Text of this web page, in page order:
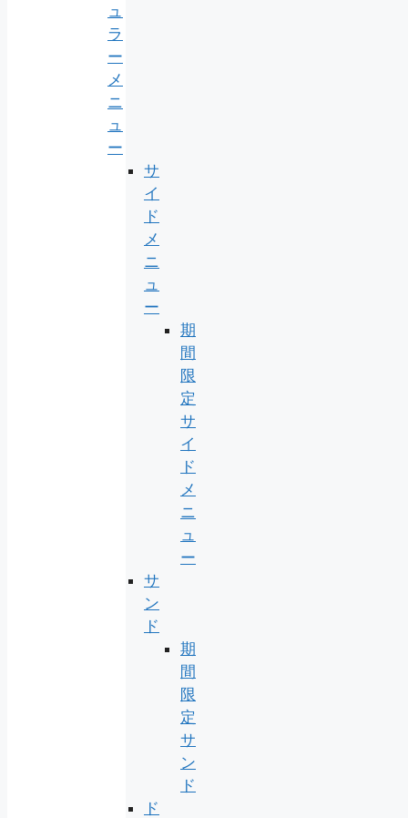
ュ
ラ
ー
メ
ニ
ュ
ー
サ
イ
ド
メ
ニ
ュ
ー
期
間
限
定
サ
イ
ド
メ
ニ
ュ
ー
サ
ン
ド
期
間
限
定
サ
ン
ド
ド